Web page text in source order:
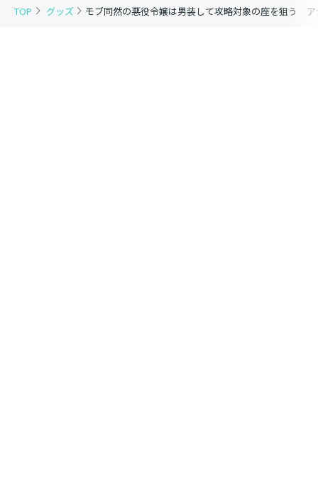
TOP グッズ モブ同然の悪役令嬢は男装して攻略対象の座を狙う